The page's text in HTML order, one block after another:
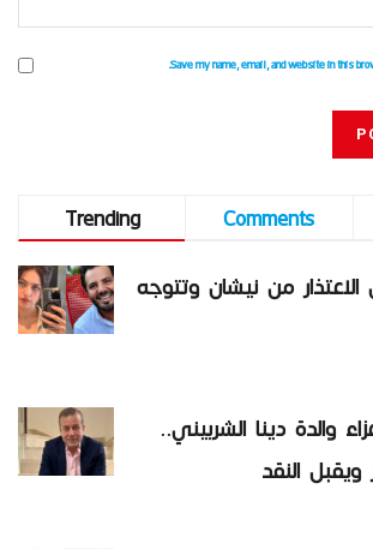
Save my name, email, and website in this
Trending Comments
من نيشان وتتوجه
والدة دينا الشربيني..
النقد